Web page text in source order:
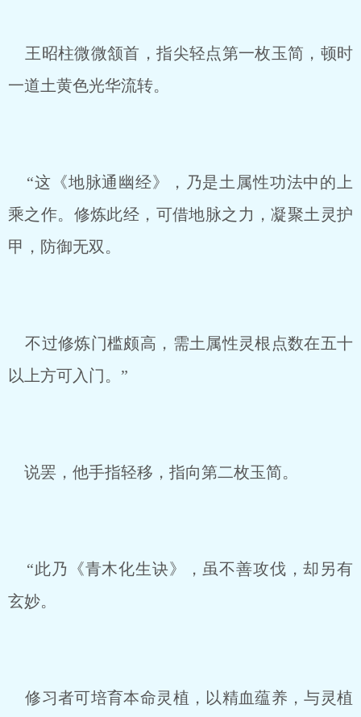
王昭柱微微颔首，指尖轻点第一枚玉简，顿时
一道土黄色光华流转。
“这《地脉通幽经》，乃是土属性功法中的上
乘之作。修炼此经，可借地脉之力，凝聚土灵护
甲，防御无双。
不过修炼门槛颇高，需土属性灵根点数在五十
以上方可入门。”
说罢，他手指轻移，指向第二枚玉简。
“此乃《青木化生诀》，虽不善攻伐，却另有
玄妙。
修习者可培育本命灵植，以精血蕴养，与灵植